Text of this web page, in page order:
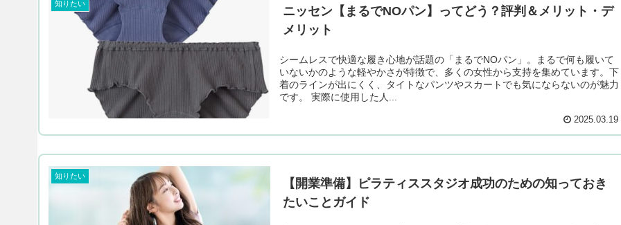
知りたい
ニッセン【まるでNOパン】ってどう？評判＆メリット・デ
メリット
シームレスで快適な履き心地が話題の「まるでNOパン」。まるで何も履いて
いないかのような軽やかさが特徴で、多くの女性から支持を集めています。下
着のラインが出にくく、タイトなパンツやスカートでも気にならないのが魅力
です。 実際に使用した人...
2025.03.19
知りたい
【開業準備】ピラティススタジオ成功のための知っておき
たいことガイド